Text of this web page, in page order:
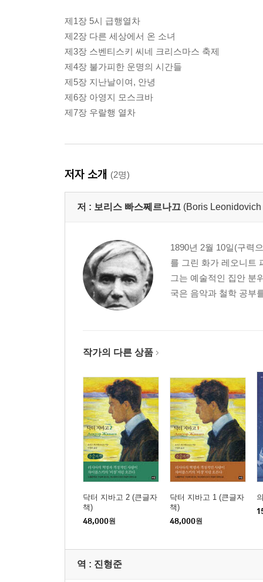
제1장 5시 급행열차
제2장 다른 세상에서 온 소녀
제3장 스벤티스키 씨네 크리스마스 축제
제4장 불가피한 운명의 시간들
제5장 지난날이여, 안녕
제6장 아영지 모스크바
제7장 우랄행 열차
저자 소개 (2명)
저 : 보리스 빠스쩨르나끄 (Boris
1890년 2월 10일(구력
를 그린 화가 레오니트
그는 예술적인 집안 분
국은 음악과 철학 공부
작가의 다른 상품
닥터 지바고 2 (큰글자
책)
48,000원
닥터 지바고 1 (큰글자
책)
48,000원
역 : 진형준